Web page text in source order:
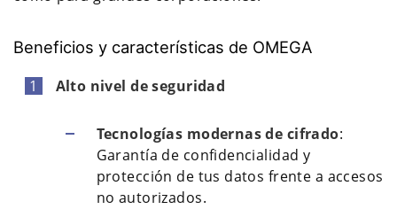
Beneficios y características de OMEGA
Alto nivel de seguridad
Tecnologías modernas de cifrado:
Garantía de confidencialidad y
protección de tus datos frente a accesos
no autorizados.